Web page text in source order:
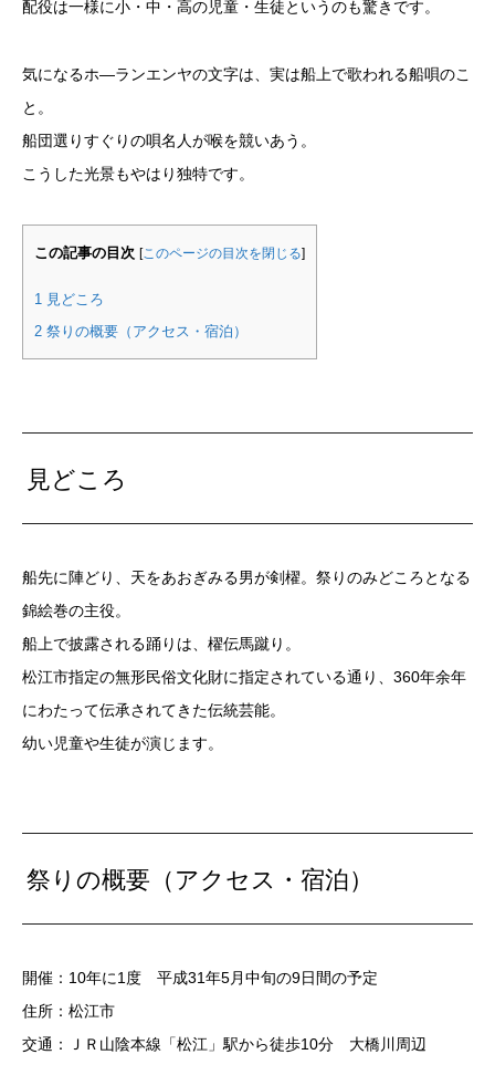
配役は一様に小・中・高の児童・生徒というのも驚きです。
気になるホ―ランエンヤの文字は、実は船上で歌われる船唄のこ
と。
船団選りすぐりの唄名人が喉を競いあう。
こうした光景もやはり独特です。
この記事の目次 [このページの目次を閉じる]
1 見どころ
2 祭りの概要（アクセス・宿泊）
見どころ
船先に陣どり、天をあおぎみる男が剣櫂。祭りのみどころとなる
錦絵巻の主役。
船上で披露される踊りは、櫂伝馬蹴り。
松江市指定の無形民俗文化財に指定されている通り、360年余年
にわたって伝承されてきた伝統芸能。
幼い児童や生徒が演じます。
祭りの概要（アクセス・宿泊）
開催：10年に1度 平成31年5月中旬の9日間の予定
住所：松江市
交通：ＪＲ山陰本線「松江」駅から徒歩10分 大橋川周辺